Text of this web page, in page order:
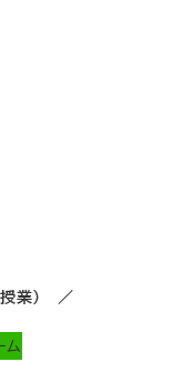
業） ／
ム